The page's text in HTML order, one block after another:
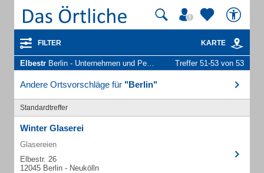
FILTER KARTE
Elbestr Berlin - Unternehmen und Personen Treffer 51-53 von 53
Andere Ortsvorschläge für "Berlin"
Standardtreffer
Winter Glaserei
Glasereien
Elbestr. 26
12045 Berlin - Neukölln